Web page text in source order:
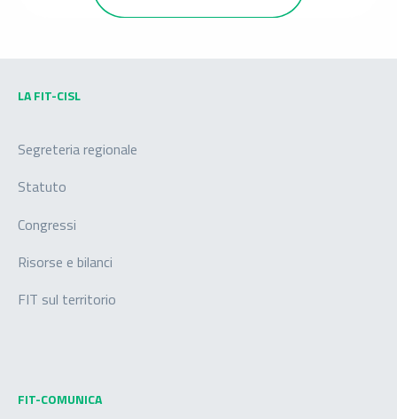
LA FIT-CISL
Segreteria regionale
Statuto
Congressi
Risorse e bilanci
FIT sul territorio
FIT-COMUNICA